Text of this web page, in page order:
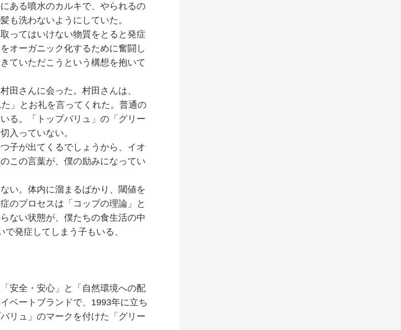
ある噴水のカルキで、やられるの
も洗わないようにしていた。
ってはいけない物質をとると発症
オーガニック化するために奮闘し
ていただこうという構想を抱いて
田さんに会った。村田さんは、
」とお礼を言ってくれた。普通の
る。「トップバリュ」の「グリー
入っていない。
子が出てくるでしょうから、イオ
この言葉が、僕の励みになってい
い。体内に溜まるばかり、閾値を
のプロセスは「コップの理論」と
ない状態が、僕たちの食生活の中
発症してしまう子もいる、
安全・安心」と「自然環境への配
ベートブランドで、1993年に立ち
リュ」のマークを付けた「グリー